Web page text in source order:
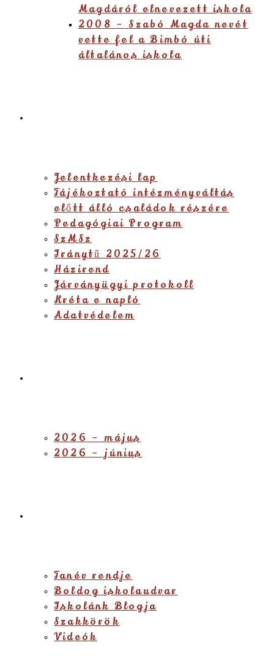
Magdáról elnevezett iskola
2008 – Szabó Magda nevét
vette fel a Bimbó úti
általános iskola
Jelentkezési lap
Tájékoztató intézményváltás
előtt álló családok részére
Pedagógiai Program
SzMSz
Iránytű 2025/26
Házirend
Járványügyi protokoll
Kréta e napló
Adatvédelem
2026 – május
2026 – június
Tanév rendje
Boldog iskolaudvar
Iskolánk Blogja
Szakkörök
Videók